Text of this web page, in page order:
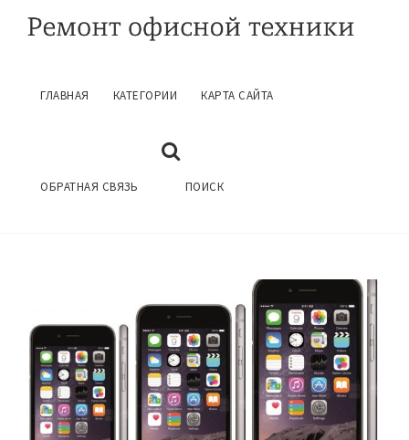
ГЛАВНАЯ КАТЕГОРИИ КАРТА САЙТА
ОБРАТНАЯ СВЯЗЬ ПОИСК
ЗАПРАВКА КАРТРИДЖЕЙ
Июль 10, 2016
ГЛАВНАЯ ЗАПРАВКА КАРТРИДЖЕЙ